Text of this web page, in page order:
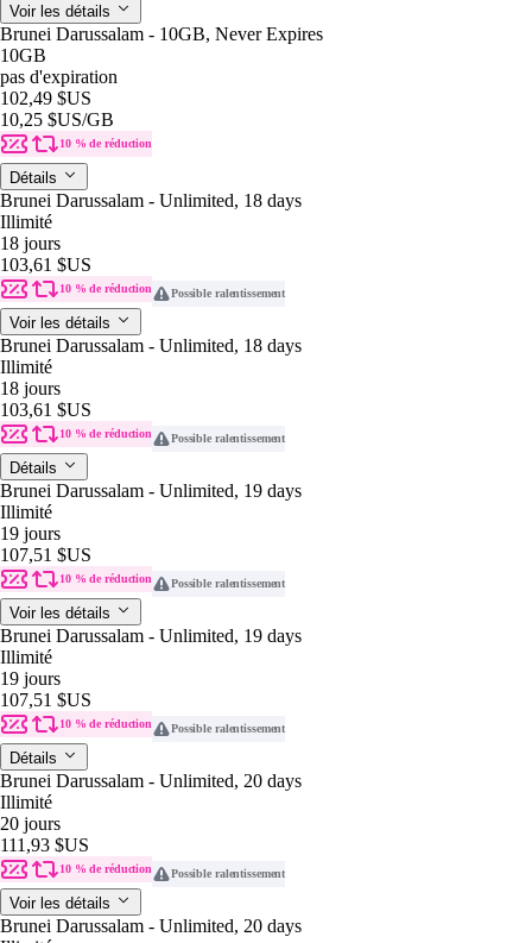
Voir les détails
Brunei Darussalam - 10GB, Never Expires
10GB
pas d'expiration
102,49 $US
10,25 $US/GB
10 % de réduction
Détails
Brunei Darussalam - Unlimited, 18 days
Illimité
18 jours
103,61 $US
10 % de réduction Possible ralentissement
Voir les détails
Brunei Darussalam - Unlimited, 18 days
Illimité
18 jours
103,61 $US
10 % de réduction Possible ralentissement
Détails
Brunei Darussalam - Unlimited, 19 days
Illimité
19 jours
107,51 $US
10 % de réduction Possible ralentissement
Voir les détails
Brunei Darussalam - Unlimited, 19 days
Illimité
19 jours
107,51 $US
10 % de réduction Possible ralentissement
Détails
Brunei Darussalam - Unlimited, 20 days
Illimité
20 jours
111,93 $US
10 % de réduction Possible ralentissement
Voir les détails
Brunei Darussalam - Unlimited, 20 days